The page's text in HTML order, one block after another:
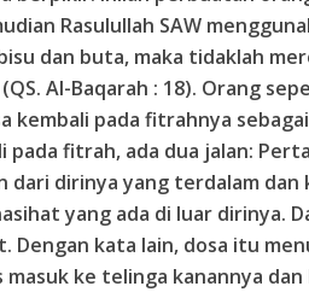
Rasulullah SAW
dan buta, maka tidaklah
Al-Baqarah : 18). Orang
kembali pada fitrahnya
pada fitrah, ada dua jalan:
dari dirinya yang terdalam dan
yang ada di luar dirinya.
Dengan kata lain, dosa itu
masuk ke telinga kanannya